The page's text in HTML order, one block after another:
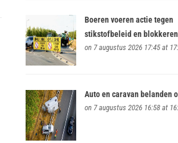
Boeren voeren actie tegen
stikstofbeleid en
on 7 augustus 2026 17:45 at
Auto en caravan belanden
on 7 augustus 2026 16:58 at